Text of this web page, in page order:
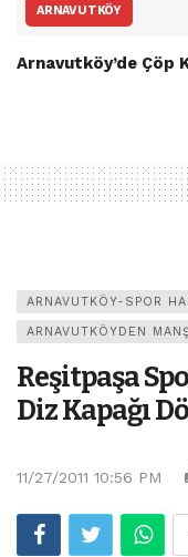
ARNAVUTKÖY
Arnavutköy’de Çöp
ARNAVUTKÖY-SPOR
ARNAVUTKÖYDEN
Reşitpaşa
Diz Kapağı
11/27/2011 10:56 PM